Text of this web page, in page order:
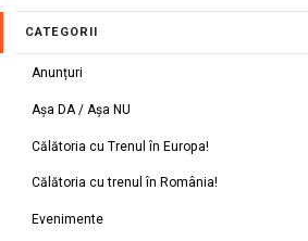
CATEGORII
Anunțuri
Așa DA / Așa NU
Călătoria cu Trenul în Europa!
Călătoria cu trenul în România!
Evenimente